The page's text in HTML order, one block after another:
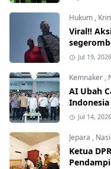
Hukum,
Viral!!
Jul 19, 2026
Kemnaker,
AI Ubah
Indonesia
Jul 14, 2026
Jepara ,
Ketua